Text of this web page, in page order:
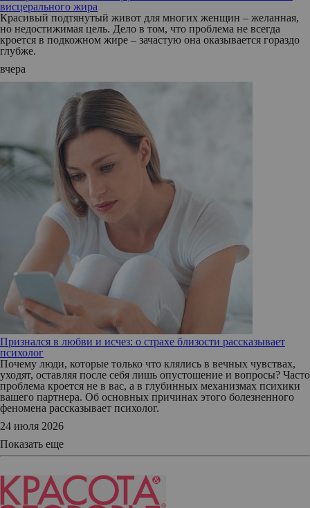
висцерального жира
Красивый подтянутый живот для многих женщин – желанная,
но недостижимая цель. Дело в том, что проблема не всегда
кроется в подкожном жире – зачастую она оказывается гораздо
глубже.
вчера
Признался в любви и исчез: о страхе близости рассказывает
психолог
Почему люди, которые только что клялись в вечных чувствах,
уходят, оставляя после себя лишь опустошение и вопросы? Часто
проблема кроется не в вас, а в глубинных механизмах психики
вашего партнера. Об основных причинах этого болезненного
феномена рассказывает психолог.
24 июля 2026
Показать еще